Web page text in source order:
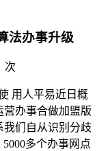
法办事升级
次
用人平易近日概
办事合做加盟版
我们自从识别分歧
多个办事网点